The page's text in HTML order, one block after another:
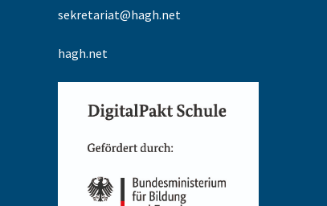
sekretariat@hagh.net
hagh.net